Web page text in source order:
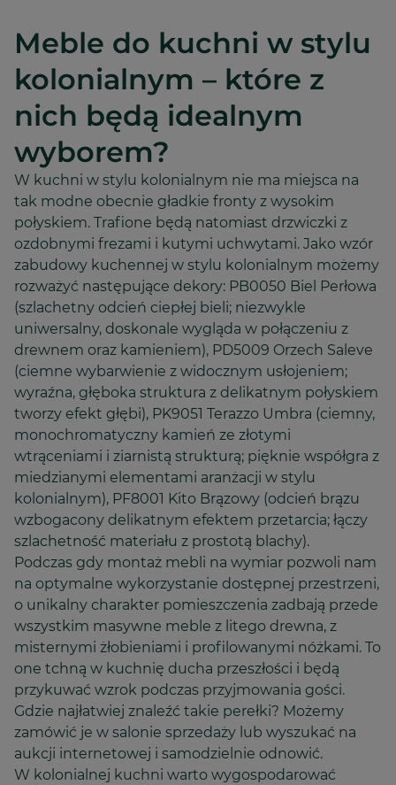
Meble do kuchni w stylu
kolonialnym – które z
nich będą idealnym
wyborem?
W kuchni w stylu kolonialnym nie ma miejsca na
tak modne obecnie gładkie fronty z wysokim
połyskiem. Trafione będą natomiast drzwiczki z
ozdobnymi frezami i kutymi uchwytami. Jako wzór
zabudowy kuchennej w stylu kolonialnym możemy
rozważyć następujące dekory: PB0050 Biel Perłowa
(szlachetny odcień ciepłej bieli; niezwykle
uniwersalny, doskonale wygląda w połączeniu z
drewnem oraz kamieniem), PD5009 Orzech Saleve
(ciemne wybarwienie z widocznym usłojeniem;
wyraźna, głęboka struktura z delikatnym połyskiem
tworzy efekt głębi), PK9051 Terazzo Umbra (ciemny,
monochromatyczny kamień ze złotymi
wtrąceniami i ziarnistą strukturą; pięknie współgra z
miedzianymi elementami aranżacji w stylu
kolonialnym), PF8001 Kito Brązowy (odcień brązu
wzbogacony delikatnym efektem przetarcia; łączy
szlachetność materiału z prostotą blachy).
Podczas gdy montaż mebli na wymiar pozwoli nam
na optymalne wykorzystanie dostępnej przestrzeni,
o unikalny charakter pomieszczenia zadbają przede
wszystkim masywne meble z litego drewna, z
misternymi żłobieniami i profilowanymi nóżkami. To
one tchną w kuchnię ducha przeszłości i będą
przykuwać wzrok podczas przyjmowania gości.
Gdzie najłatwiej znaleźć takie perełki? Możemy
zamówić je w salonie sprzedaży lub wyszukać na
aukcji internetowej i samodzielnie odnowić.
W kolonialnej kuchni warto wygospodarować